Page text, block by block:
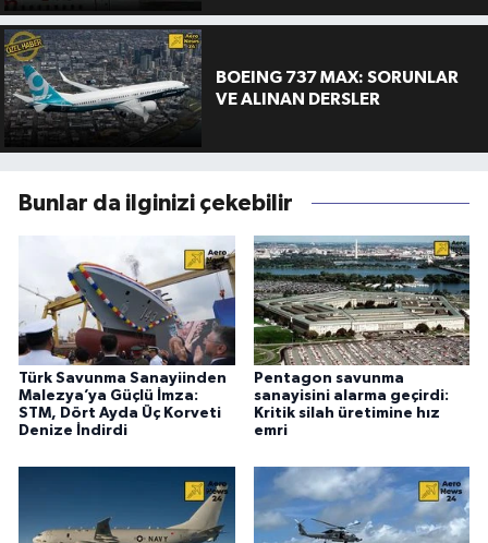
BOEING 737 MAX: SORUNLAR
VE ALINAN DERSLER
Bunlar da ilginizi çekebilir
Türk Savunma Sanayiinden
Malezya’ya Güçlü İmza:
STM, Dört Ayda Üç Korveti
Denize İndirdi
Pentagon savunma
sanayisini alarma geçirdi:
Kritik silah üretimine hız
emri